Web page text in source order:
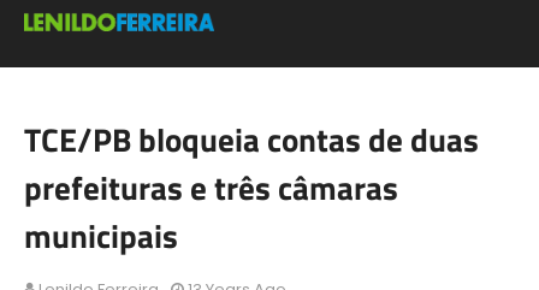
TCE/PB bloqueia contas de duas
prefeituras e três câmaras
municipais